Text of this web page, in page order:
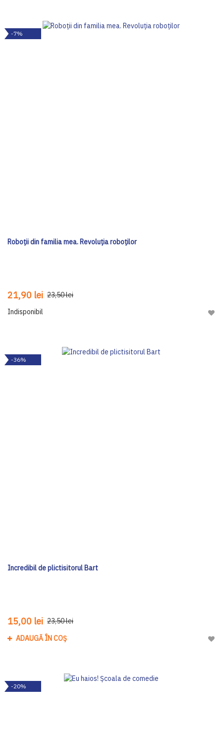
-7%
Roboții din familia mea. Revoluția roboților
21,90 lei 23,50 lei
Indisponibil
-36%
Incredibil de plictisitorul Bart
15,00 lei 23,50 lei
ADAUGĂ ÎN COȘ
-20%